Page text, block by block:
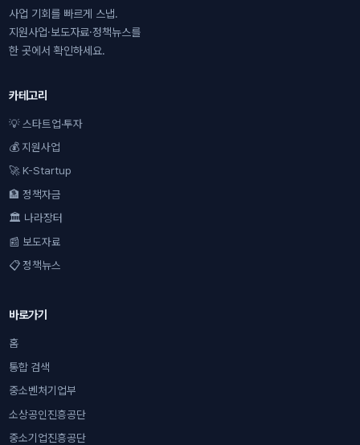
사업 기회를 빠르게 스냅.
지원사업·보도자료·정책뉴스를
한 곳에서 확인하세요.
카테고리
💡 스타트업·투자
💰 지원사업
🚀 K-Startup
🏦 정책자금
🏛 나라장터
📰 보도자료
📋 정책뉴스
바로가기
홈
통합 검색
중소벤처기업부
소상공인진흥공단
중소기업진흥공단